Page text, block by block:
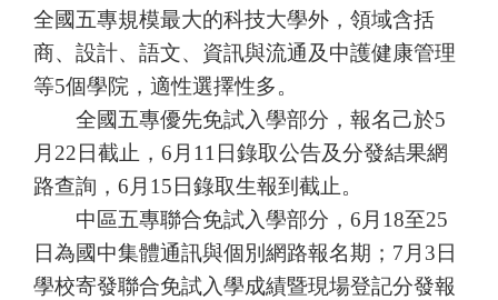
全國五專規模最大的科技大學外，領域含括
商、設計、語文、資訊與流通及中護健康管理
等5個學院，適性選擇性多。
全國五專優先免試入學部分，報名己於5
月 22 日截止， 6月 11 日錄取公告及分發結果網
路查詢， 6月 15 日錄取生報到截止。
中區五專聯合免試入學部分， 6月 18至25
日為國中集體通訊與個別網路報名期； 7月 3 日
學校寄發聯合免試入學成績暨現場登記分發報